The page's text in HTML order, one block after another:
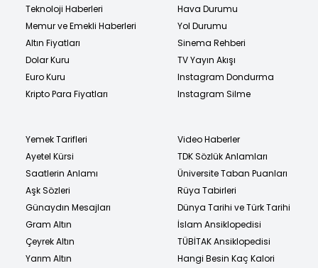
Teknoloji Haberleri
Memur ve Emekli Haberleri
Altın Fiyatları
Dolar Kuru
Euro Kuru
Kripto Para Fiyatları
Hava Durumu
Yol Durumu
Sinema Rehberi
TV Yayın Akışı
Instagram Dondurma
Instagram Silme
Yemek Tarifleri
Ayetel Kürsi
Saatlerin Anlamı
Aşk Sözleri
Günaydın Mesajları
Gram Altın
Çeyrek Altın
Yarım Altın
Video Haberler
TDK Sözlük Anlamları
Üniversite Taban Puanları
Rüya Tabirleri
Dünya Tarihi ve Türk Tarihi
İslam Ansiklopedisi
TÜBİTAK Ansiklopedisi
Hangi Besin Kaç Kalori